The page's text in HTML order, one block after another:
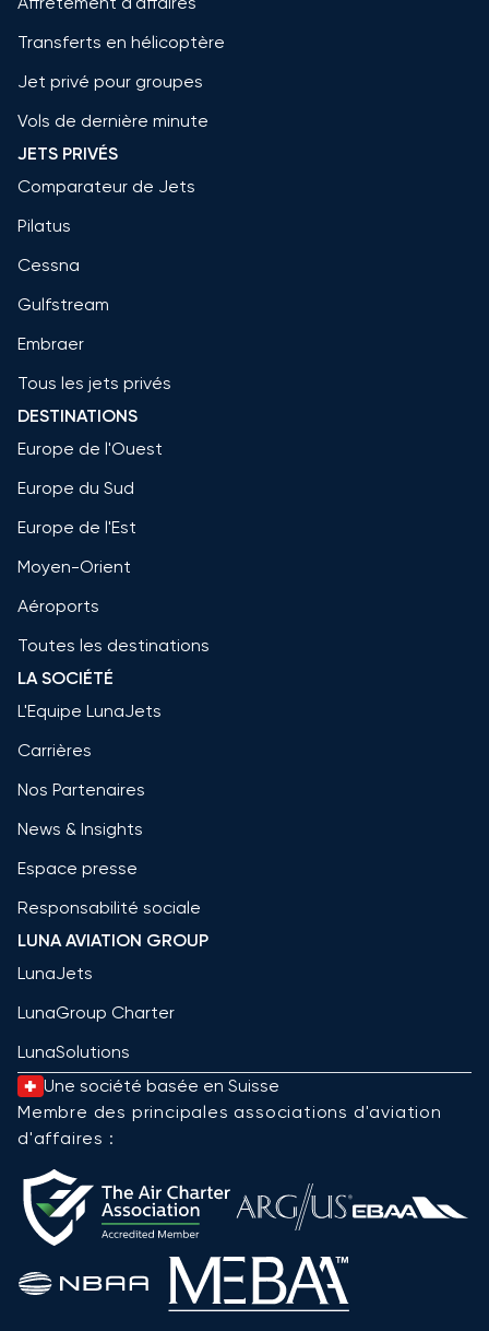
Transferts en hélicoptère
Jet privé pour groupes
Vols de dernière minute
JETS PRIVÉS
Comparateur de Jets
Pilatus
Cessna
Gulfstream
Embraer
Tous les jets privés
DESTINATIONS
Europe de l'Ouest
Europe du Sud
Europe de l'Est
Moyen-Orient
Aéroports
Toutes les destinations
LA SOCIÉTÉ
L'Equipe LunaJets
Carrières
Nos Partenaires
News & Insights
Espace presse
Responsabilité sociale
LUNA AVIATION GROUP
LunaJets
LunaGroup Charter
LunaSolutions
Une société basée en Suisse
Membre des principales associations d'aviation
d'affaires :